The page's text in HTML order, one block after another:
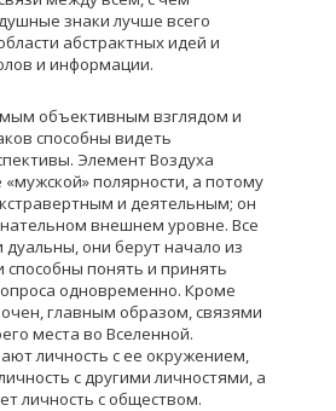
знаки лучше всего
абстрактных идей и
и информации.
объективным взглядом и
способны видеть
Элемент Воздуха
полярности, а потому
и деятельным; он
внешнем уровне. Все
они берут начало из
способны понять и принять
одновременно. Кроме
главным образом, связями
места во Вселенной.
личность с ее окружением,
с другими личностями, а
личность с обществом.